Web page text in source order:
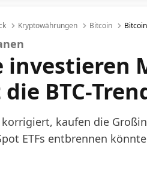
Kryptowährungen Bitcoin
investieren
BTC-
kaufen die
ETFs entbrennen